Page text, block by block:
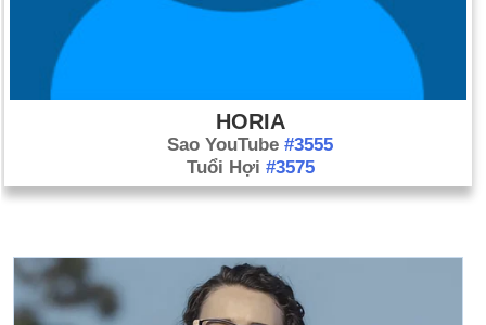
HORIA
Sao YouTube #3555
Tuổi Hợi #3575